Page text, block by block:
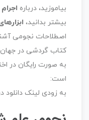
بیاموزید، درباره
بیشتر بدانید،
اصطلاحات نجومی
کتاب گردشی در
به صورت رایگان در
است:
به زودی لینک دانلود